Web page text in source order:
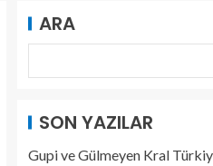
ARA
SON YAZILAR
Gupi ve Gülmeyen Kral